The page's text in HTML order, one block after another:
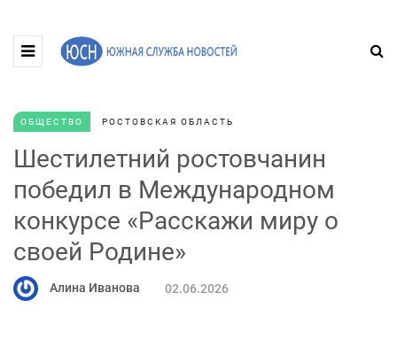
ОБЩЕСТВО РОСТОВСКАЯ ОБЛАСТЬ
Шестилетний ростовчанин
победил в Международном
конкурсе «Расскажи миру о
своей Родине»
Алина Иванова 02.06.2026